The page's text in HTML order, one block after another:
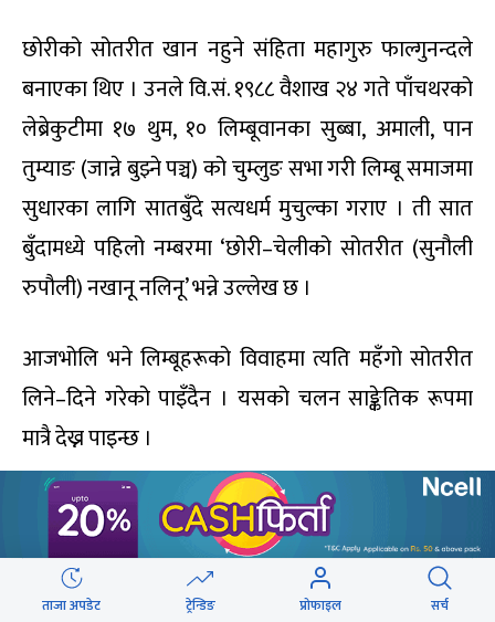
छोरीको सोतरीत खान नहुने संहिता महागुरु फाल्गुनन्दले
बनाएका थिए । उनले वि.सं. १९८८ वैशाख २४ गते पाँचथरको
लेब्रेकुटीमा १७ थुम, १० लिम्बूवानका सुब्बा, अमाली, पान
तुम्याङ (जान्ने बुझ्ने पञ्च) को चुम्लुङ सभा गरी लिम्बू समाजमा
सुधारका लागि सातबुँदे सत्यधर्म मुचुल्का गराए । ती सात
बुँदामध्ये पहिलो नम्बरमा ‘छोरी–चेलीको सोतरीत (सुनौली
रुपौली) नखानू नलिनू’ भन्ने उल्लेख छ ।
आजभोलि भने लिम्बूहरूको विवाहमा त्यति महँगो सोतरीत
लिने–दिने गरेको पाइँदैन । यसको चलन साङ्केतिक रूपमा
मात्रै देख्न पाइन्छ ।
सप्ताहान्त
इको कविताको पहिलो पहर
ताजा अपडेट ट्रेन्डिङ प्रोफाइल सर्च